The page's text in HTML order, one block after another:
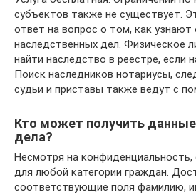
субъектов также не существует.
ответ на вопрос о том, как
наследственных дел. Физическое
найти наследство в реестре, если
Поиск наследников нотариусы,
судьи и приставы также ведут с
Кто может получить
дела?
Несмотря на
для любой категории граждан.
соответствующие поля фамилию,